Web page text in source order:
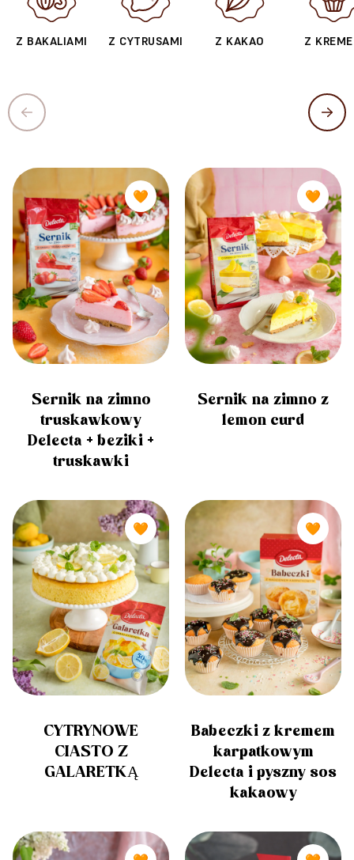
Z BAKALIAMI Z CYTRUSAMI Z KAKAO Z
🧡
Sernik na zimno
truskawkowy
Delecta + beziki +
truskawki
🧡
Sernik na zimno z
lemon curd
🧡
CYTRYNOWE
CIASTO Z
GALARETKĄ
🧡
Babeczki z kremem
karpatkowym
Delecta i pyszny sos
kakaowy